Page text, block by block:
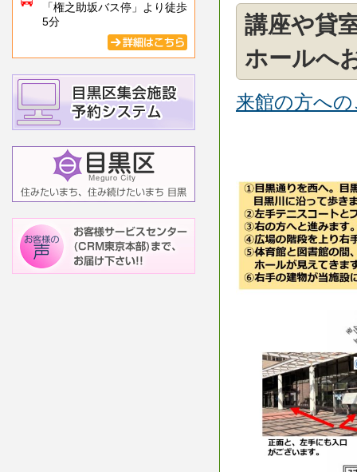
「権之助坂バス停」より徒歩
5分
講座や貸
ホールへ
来館の方へ